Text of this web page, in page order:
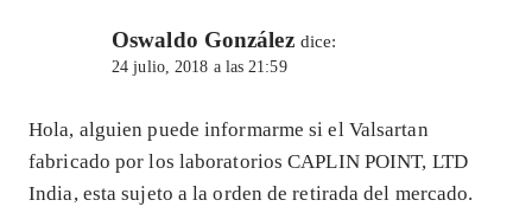
Oswaldo González dice:
24 julio, 2018 a las 21:59
Hola, alguien puede informarme si el Valsartan
fabricado por los laboratorios CAPLIN POINT, LTD
India, esta sujeto a la orden de retirada del mercado.